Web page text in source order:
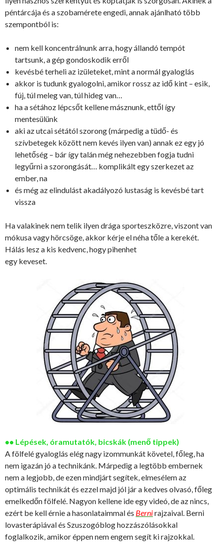
péntárcája és a szobamérete engedi, annak ajánlható több
szempontból is:
nem kell koncentrálnunk arra, hogy állandó tempót
tartsunk, a gép gondoskodik erről
kevésbé terheli az izületeket, mint a normál gyaloglás
akkor is tudunk gyalogolni, amikor rossz az idő kint – esik,
fúj, túl meleg van, túl hideg van…
ha a sétához lépcsőt kellene másznunk, ettől így
mentesülünk
aki az utcai sétától szorong (márpedig a tüdő- és
szívbetegek között nem kevés ilyen van) annak ez egy jó
lehetőség – bár így talán még nehezebben fogja tudni
legyűrni a szorongását… komplikált egy szerkezet az
ember, na
és még az elindulást akadályozó lustaság is kevésbé tart
vissza
Ha valakinek nem telik ilyen drága sporteszközre, viszont van
mókusa vagy hörcsöge, akkor kérje el néha tőle a kerekét.
Hálás lesz a kis kedvenc, hogy pihenhet
egy keveset.
•• Lépések, óramutatók, bicskák (menő tippek)
A fölfelé gyaloglás elég nagy izommunkát követel, főleg, ha
nem igazán jó a technikánk. Márpedig a legtöbb embernek
nem a legjobb, de ezen mindjárt segítek, elmesélem az
optimális technikát és ezzel majd jól jár a kedves olvasó, főleg
emelkedőn fölfelé. Nagyon kellene ide egy videó, de az nincs,
ezért be kell érnie a hasonlataimmal és Bernirajzaival. Berni
lovasterápiával és Szuszogóblog hozzászólásokkal
foglalkozik, amikor éppen nem engem segít ki rajzokkal.